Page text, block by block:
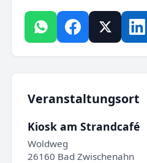
Veranstaltungsort
Kiosk am Strandcafé
Woldweg
26160 Bad Zwischenahn